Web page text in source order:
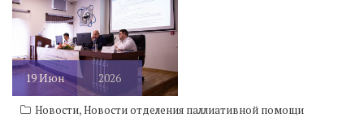
19Июн 2026
Новости,Новости отделения паллиативной помощи